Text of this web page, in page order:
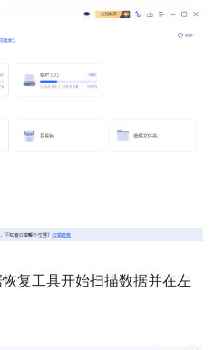
复工具开始扫描数据并在左